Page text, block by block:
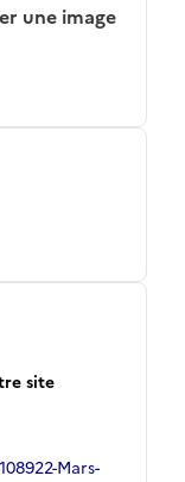
une image
site
Mars-